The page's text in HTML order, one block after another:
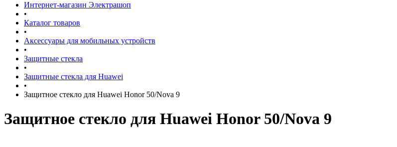
Интернет-магазин Электрашоп
•
Каталог товаров
•
Аксессуары для мобильных устройств
•
Защитные стекла
•
Защитные стекла для Huawei
•
Защитное стекло для Huawei Honor 50/Nova 9
Защитное стекло для Huawei Honor 50/Nova 9